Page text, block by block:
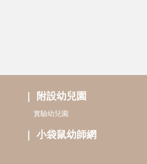
附設幼兒園
實驗幼兒園
小袋鼠幼師網